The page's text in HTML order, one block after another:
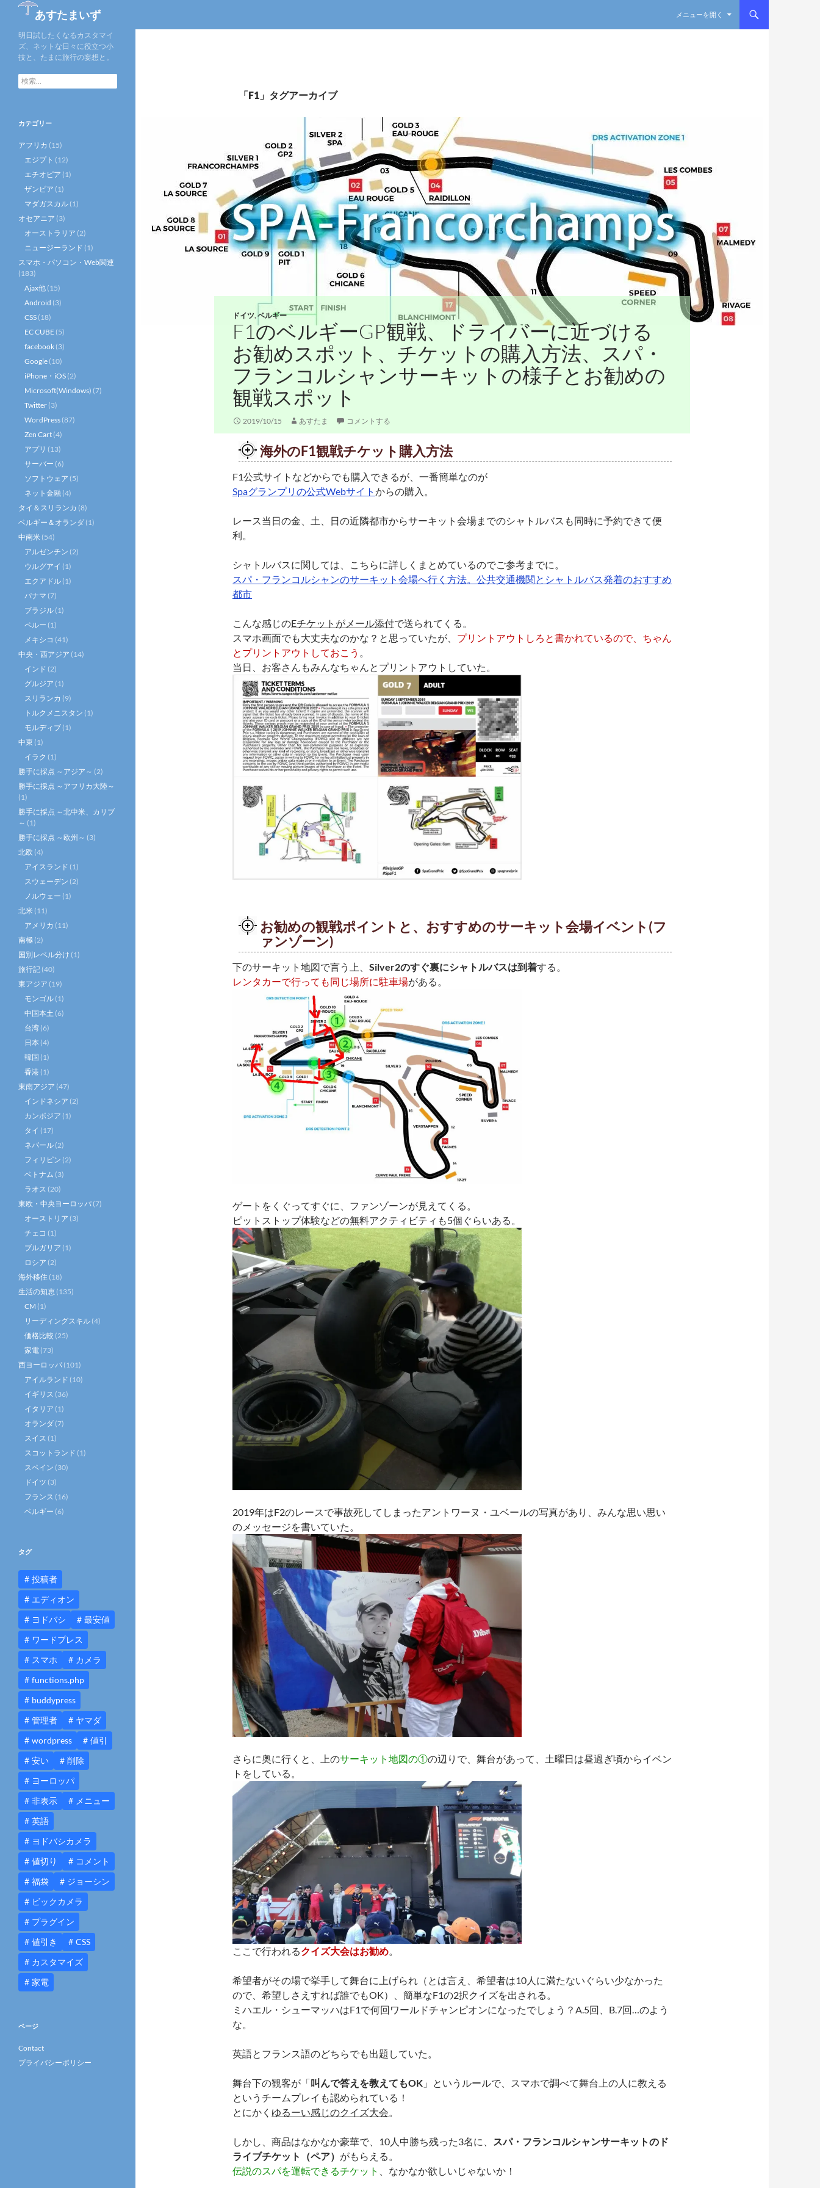
あすたまいず
メニューを開く
「F1」タグアーカイブ
ドイツ,ベルギー
F1のベルギーGP観戦、ドライバーに近づける
お勧めスポット、チケットの購入方法、スパ・
フランコルシャンサーキットの様子とお勧めの
観戦スポット
2019/10/15 あすたま コメントする
海外のF1観戦チケット購入方法
F1公式サイトなどからでも購入できるが、一番簡単なのが
Spaグランプリの公式Webサイト からの購入。
レース当日の金、土、日の近隣都市からサーキット会場までのシャトルバスも同時に予約できて便
利。
シャトルバスに関しては、こちらに詳しくまとめているのでご参考までに。
スパ・フランコルシャンのサーキット会場へ行く方法。公共交通機関とシャトルバス発着のおすすめ
都市
こんな感じのEチケットがメール添付で送られてくる。
スマホ画面でも大丈夫なのかな？と思っていたが、 プリントアウトしろと書かれているので、ちゃん
とプリントアウトしておこう 。
当日、お客さんもみんなちゃんとプリントアウトしていた。
お勧めの観戦ポイントと、おすすめのサーキット会場イベント(フ
ァンゾーン)
下のサーキット地図で言う上、 Silver2のすぐ裏にシャトルバスは到着する。
レンタカーで行っても同じ場所に駐車場がある。
ゲートをくぐってすぐに、ファンゾーンが見えてくる。
ピットストップ体験などの無料アクティビティも5個ぐらいある。
2019年はF2のレースで事故死してしまったアントワーヌ・ユベールの写真があり、みんな思い思い
のメッセージを書いていた。
さらに奥に行くと、上のサーキット地図の①の辺りで、舞台があって、土曜日は昼過ぎ頃からイベン
トをしている。
ここで行われるクイズ大会はお勧め
希望者がその場で挙手して舞台に上げられ（とは言え、希望者は10人に満たないぐらい少なかった
ので、希望しさえすれば誰でもOK）、簡単なF1の2択クイズを出される。
ミハエル・シューマッハはF1で何回ワールドチャンピオンになったでしょう？A.5回、B.7回…のよう
な。
英語とフランス語のどちらでも出題していた。
舞台下の観客が「叫んで答えを教えてもOK 」というルールで、スマホで調べて舞台上の人に教える
というチームプレイも認められている！
とにかく ゆるーい感じのクイズ大会
しかし、商品はなかなか豪華で、10人中勝ち残った3名に、
スパ・フランコルシャンサーキットのド
ライブチケット（ペア） がもらえる。
伝説のスパを運転できるチケット
、なかなか欲しいじゃないか！
明日試したくなるカスタマイ
ズ、ネットな日々に役立つ小
技と、たまに旅行の妄想と。
検
索:
カテゴリー
アフリカ (15)
エジプト (12)
エチオピア (1)
ザンビア (1)
マダガスカル (1)
オセアニア (3)
オーストラリア (2)
ニュージーランド (1)
スマホ・パソコン・Web関連
(183)
Ajax他 (15)
Android (3)
CSS (18)
EC CUBE (5)
facebook (3)
Google (10)
iPhone・iOS (2)
Microsoft(Windows) (7)
Twitter (3)
WordPress (87)
Zen Cart (4)
アプリ (13)
サーバー (6)
ソフトウェア (5)
ネット金融 (4)
タイ＆スリランカ (8)
ベルギー＆オランダ (1)
中南米 (54)
アルゼンチン (2)
ウルグアイ (1)
エクアドル (1)
パナマ (7)
ブラジル (1)
ペルー (1)
メキシコ (41)
中央・西アジア (14)
インド (2)
グルジア (1)
スリランカ (9)
トルクメニスタン (1)
モルディブ (1)
中東 (1)
イラク (1)
勝手に採点 ～アジア～ (2)
勝手に採点 ～アフリカ大陸～
(1)
勝手に採点 ～北中米、カリブ
～ (1)
勝手に採点 ～欧州～ (3)
北欧 (4)
アイスランド (1)
スウェーデン (2)
ノルウェー (1)
北米 (11)
アメリカ (11)
南極 (2)
国別レベル分け (1)
旅行記 (40)
東アジア (19)
モンゴル (1)
中国本土 (6)
台湾 (6)
日本 (4)
韓国 (1)
香港 (1)
東南アジア (47)
インドネシア (2)
カンボジア (1)
タイ (17)
ネパール (2)
フィリピン (2)
ベトナム (3)
ラオス (20)
東欧・中央ヨーロッパ (7)
オーストリア (3)
チェコ (1)
ブルガリア (1)
ロシア (2)
海外移住 (18)
生活の知恵 (135)
CM (1)
リーディングスキル (4)
価格比較 (25)
家電 (73)
西ヨーロッパ (101)
アイルランド (10)
イギリス (36)
イタリア (1)
オランダ (7)
スイス (1)
スコットランド (1)
スペイン (30)
ドイツ (3)
フランス (16)
ベルギー (6)
タグ
投稿者
エディオン
ヨドバシ
最安値
ワードプレス
スマホ
カメラ
functions.php
buddypress
管理者
ヤマダ
wordpress
値引
安い
削除
ヨーロッパ
非表示
メニュー
英語
ヨドバシカメラ
値切り
コメント
福袋
ジョーシン
ビックカメラ
プラグイン
値引き
CSS
カスタマイズ
家電
ページ
Contact
プライバシーポリシー